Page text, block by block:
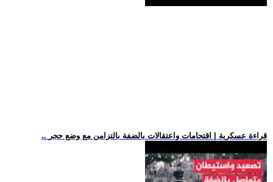
.. قراءة عسكرية | اقتحامات واعتقالات بالضفة بالتزامن مع وضع حجر